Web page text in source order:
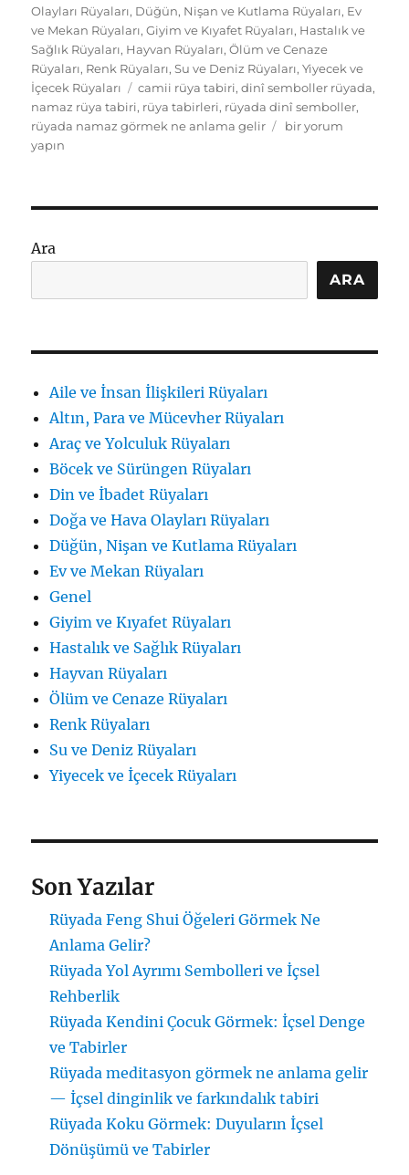
Olayları Rüyaları, Düğün, Nişan ve Kutlama Rüyaları, Ev
ve Mekan Rüyaları,Giyim ve Kıyafet Rüyaları, Hastalık ve
Sağlık Rüyaları, Hayvan Rüyaları,Ölüm ve Cenaze
Rüyaları, Renk Rüyaları,Su ve Deniz Rüyaları,Yiyecek ve
İçecek Rüyaları
Etiketler
camii rüya tabiri,dinî semboller rüyada,
namaz rüya tabiri, rüya tabirleri, rüyada dinî semboller,
rüyada namaz görmek ne anlama gelir
Rüyada
Tabirler
bir yorum
yapın
Ara
ARA
Aile ve İnsan İlişkileri Rüyaları
Altın, Para ve Mücevher Rüyaları
Araç ve Yolculuk Rüyaları
Böcek ve Sürüngen Rüyaları
Din ve İbadet Rüyaları
Doğa ve Hava Olayları Rüyaları
Düğün, Nişan ve Kutlama Rüyaları
Ev ve Mekan Rüyaları
Genel
Giyim ve Kıyafet Rüyaları
Hastalık ve Sağlık Rüyaları
Hayvan Rüyaları
Ölüm ve Cenaze Rüyaları
Renk Rüyaları
Su ve Deniz Rüyaları
Yiyecek ve İçecek Rüyaları
Son Yazılar
Rüyada Feng Shui Öğeleri Görmek Ne
Anlama Gelir?
Rüyada Yol Ayrımı Sembolleri ve İçsel
Rehberlik
Rüyada Kendini Çocuk Görmek: İçsel Denge
ve Tabirler
Rüyada meditasyon görmek ne anlama gelir
— İçsel dinginlik ve farkındalık tabiri
Rüyada Koku Görmek: Duyuların İçsel
Dönüşümü ve Tabirler